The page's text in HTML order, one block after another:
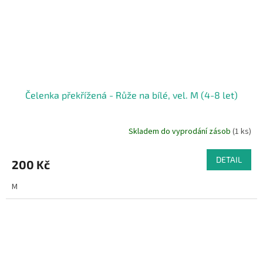
Čelenka překřížená - Růže na bílé, vel. M (4-8 let)
Skladem do vyprodání zásob (1 ks)
200 Kč DETAIL
M